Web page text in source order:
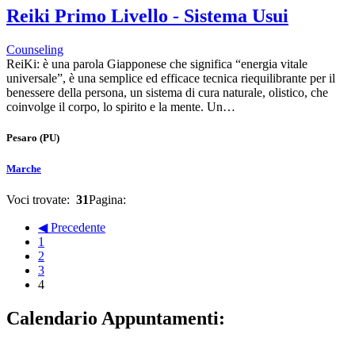
Reiki Primo Livello - Sistema Usui
Counseling
ReiKi: è una parola Giapponese che significa “energia vitale
universale”, è una semplice ed efficace tecnica riequilibrante per il
benessere della persona, un sistema di cura naturale, olistico, che
coinvolge il corpo, lo spirito e la mente. Un…
Pesaro (PU)
Marche
Voci trovate: 31Pagina:
◀ Precedente
1
2
3
4
Calendario Appuntamenti: